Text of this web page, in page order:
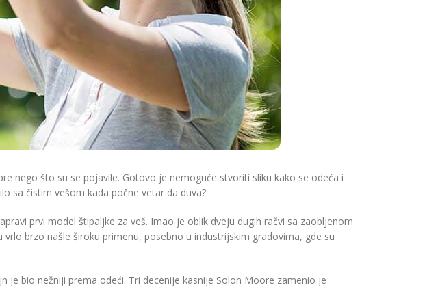
nego što su se pojavile. Gotovo je nemoguće stvoriti sliku kako se odeća i
sa čistim vešom kada počne vetar da duva?
prvi model štipaljke za veš. Imao je oblik dveju dugih račvi sa zaobljenom
brzo našle široku primenu, posebno u industrijskim gradovima, gde su
je bio nežniji prema odeći. Tri decenije kasnije Solon Moore zamenio je